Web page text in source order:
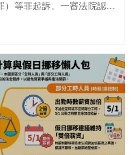
）等罪起訴。一審法院認為
訴）。